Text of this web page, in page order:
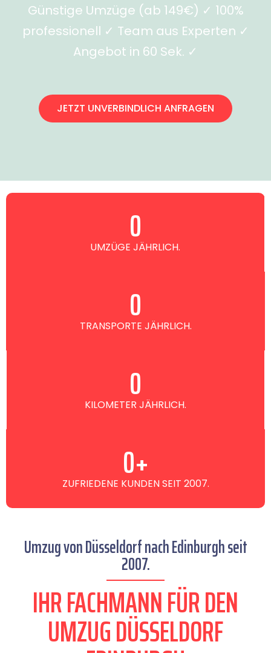
Günstige Umzüge (ab 149€) ✓ 100%
professionell ✓ Team aus Experten ✓
Angebot in 60 Sek. ✓
JETZT UNVERBINDLICH ANFRAGEN
UMZÜGE JÄHRLICH.
0
TRANSPORTE JÄHRLICH.
0
KILOMETER JÄHRLICH.
0
ZUFRIEDENE KUNDEN SEIT 2007.
0+
Umzug von Düsseldorf nach Edinburgh seit
2007.
IHR FACHMANN FÜR DEN
UMZUG DÜSSELDORF